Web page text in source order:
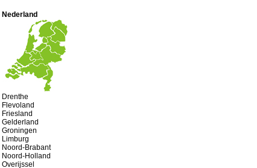
Nederland
Drenthe
Flevoland
Friesland
Gelderland
Groningen
Limburg
Noord-Brabant
Noord-Holland
Overijssel